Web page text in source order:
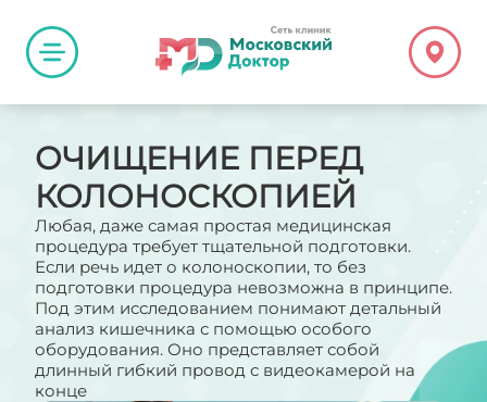
ОЧИЩЕНИЕ ПЕРЕД
КОЛОНОСКОПИЕЙ
Любая, даже самая простая медицинская
процедура требует тщательной подготовки.
Если речь идет о колоноскопии, то без
подготовки процедура невозможна в принципе.
Под этим исследованием понимают детальный
анализ кишечника с помощью особого
оборудования. Оно представляет собой
длинный гибкий провод с видеокамерой на
конце